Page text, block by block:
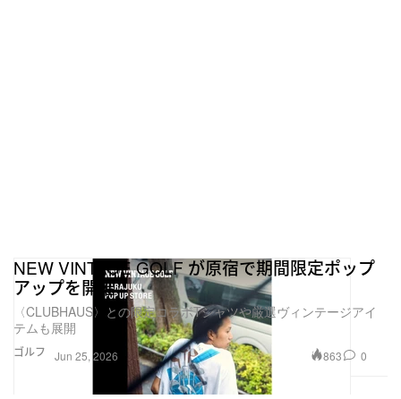
ゴルフ
NEW VINTAGE GOLF が原宿で期間限定ポップ
アップを開催
〈CLUBHAUS〉との限定コラボTシャツや厳選ヴィンテージアイ
テムも展開
Jun 25, 2026 863 0